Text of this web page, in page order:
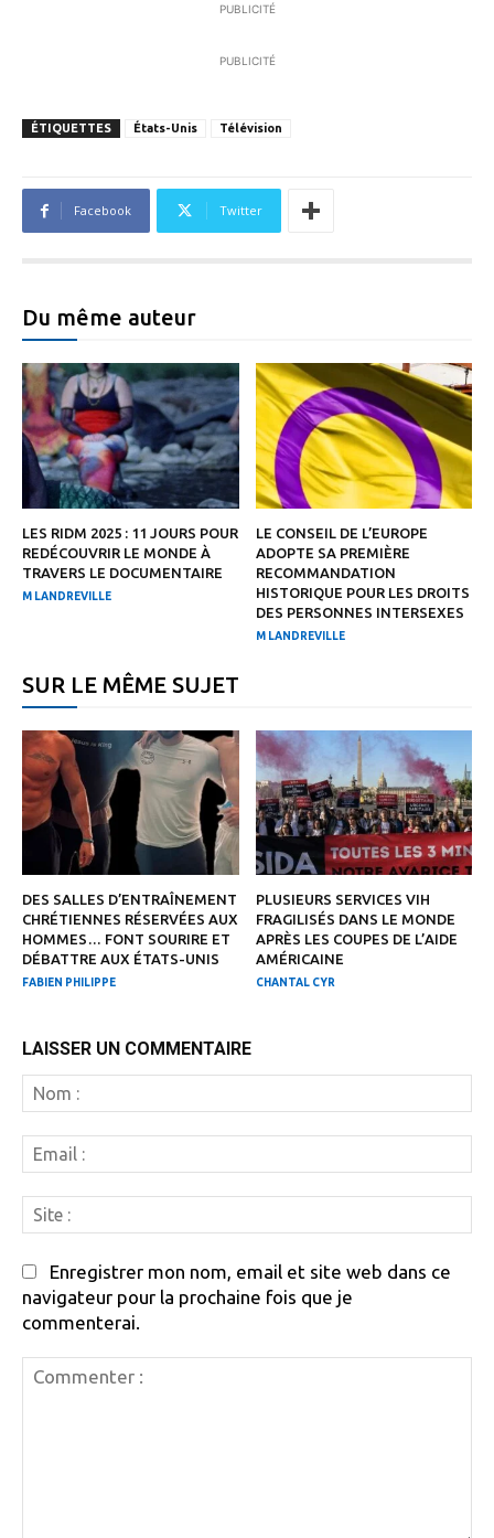
PUBLICITÉ
PUBLICITÉ
ÉTIQUETTES États-Unis Télévision
Facebook Twitter
Du même auteur
LES RIDM 2025 : 11 JOURS POUR
REDÉCOUVRIR LE MONDE À
TRAVERS LE DOCUMENTAIRE
M LANDREVILLE
LE CONSEIL DE L’EUROPE
ADOPTE SA PREMIÈRE
RECOMMANDATION
HISTORIQUE POUR LES DROITS
DES PERSONNES INTERSEXES
M LANDREVILLE
SUR LE MÊME SUJET
DES SALLES D’ENTRAÎNEMENT
CHRÉTIENNES RÉSERVÉES AUX
HOMMES… FONT SOURIRE ET
DÉBATTRE AUX ÉTATS-UNIS
FABIEN PHILIPPE
PLUSIEURS SERVICES VIH
FRAGILISÉS DANS LE MONDE
APRÈS LES COUPES DE L’AIDE
AMÉRICAINE
CHANTAL CYR
LAISSER UN COMMENTAIRE
:
:
:
Enregistrer mon nom, email et site web dans ce
navigateur pour la prochaine fois que je
commenterai.